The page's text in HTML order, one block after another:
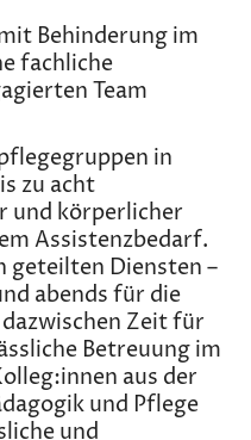
Behinderung im
fachliche
Team
in
zu acht
und körperlicher
Assistenzbedarf.
geteilten Diensten –
abends für die
Zeit für
Betreuung im
aus der
und Pflege
und